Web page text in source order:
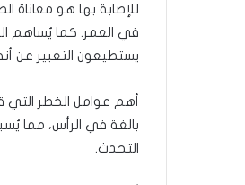
للإصابة بها هو
في العمر. كما يُساهم
يستطيعون التعبير عن
أهم عوامل الخطر التي
بالغة في الرأس، مما
التحدث.